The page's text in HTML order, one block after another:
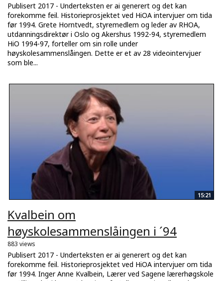
Publisert 2017 - Underteksten er ai generert og det kan
forekomme feil. Historieprosjektet ved HiOA intervjuer om tida
før 1994. Grete Horntvedt, styremedlem og leder av RHOA,
utdanningsdirektør i Oslo og Akershus 1992-94, styremedlem
HiO 1994-97, forteller om sin rolle under
høyskolesammenslåingen. Dette er et av 28 videointervjuer
som ble...
15:21
Kvalbein om
høyskolesammenslåingen i ´94
883 views
Publisert 2017 - Underteksten er ai generert og det kan
forekomme feil. Historieprosjektet ved HiOA intervjuer om tida
før 1994. Inger Anne Kvalbein, Lærer ved Sagene lærerhøgskole